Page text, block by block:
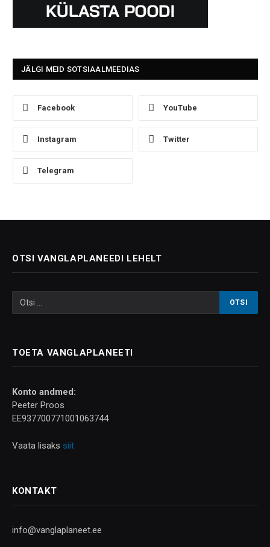
JÄLGI MEID SOTSIAALMEEDIAS
Facebook YouTube
Instagram Twitter
Telegram
OTSI VANGLAPLANEEDI LEHELT
TOETA VANGLAPLANEETI
Konto andmed:
Peeter Proos
EE937700771001063744
Vaata lisaks siit
KONTAKT
info@vanglaplaneet.ee